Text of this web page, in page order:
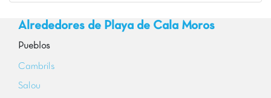
Alrededores de Playa de Cala Moros
Pueblos
Cambrils
Salou